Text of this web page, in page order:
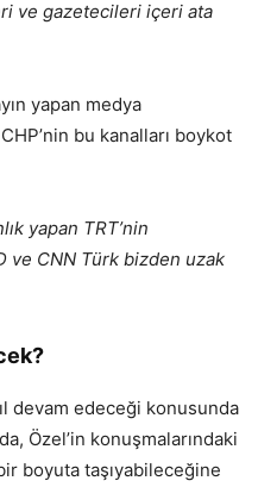
ve gazetecileri içeri ata
yapan medya
bu kanalları boykot
yapan TRT’nin
ve CNN Türk bizden uzak
devam edeceği konusunda
Özel’in konuşmalarındaki
boyuta taşıyabileceğine